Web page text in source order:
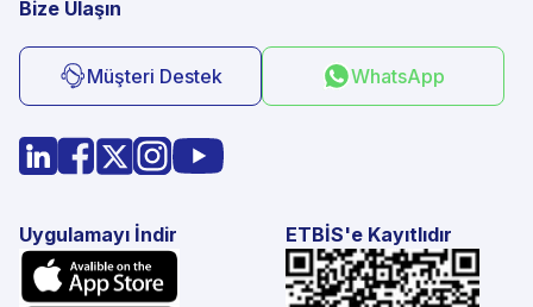
Bize Ulaşın
Müşteri Destek WhatsApp
Uygulamayı İndir ETBİS'e Kayıtlıdır